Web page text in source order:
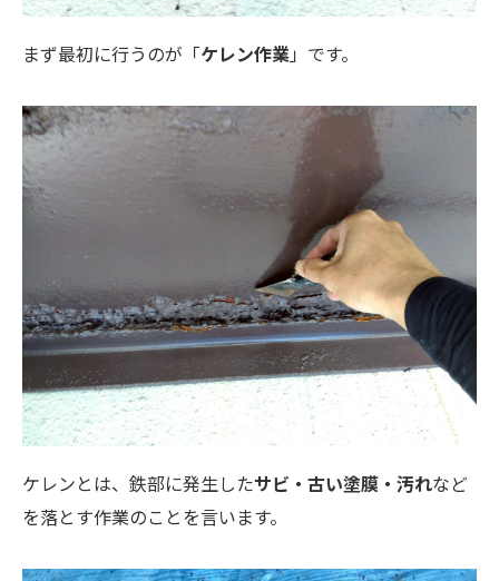
まず最初に行うのが「ケレン作業 」です。
ケレンとは、鉄部に発生したサビ・古い塗膜・汚れなど
を落とす作業のことを言います。